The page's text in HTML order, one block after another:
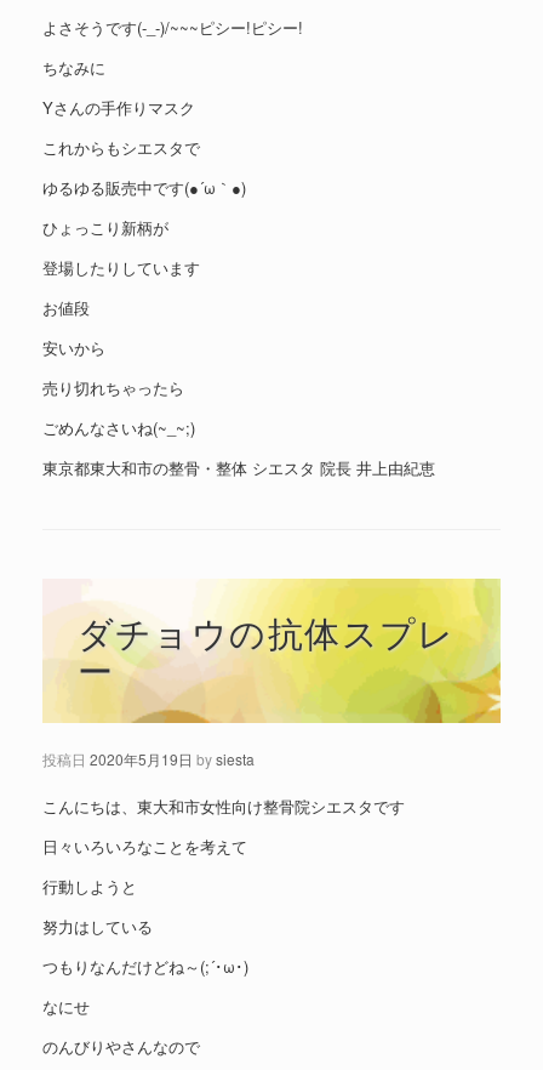
よさそうです(-_-)/~~~ピシー!ピシー!
ちなみに
Yさんの手作りマスク
これからもシエスタで
ゆるゆる販売中です(●´ω｀●)
ひょっこり新柄が
登場したりしています
お値段
安いから
売り切れちゃったら
ごめんなさいね(~_~;)
東京都東大和市の整骨・整体 シエスタ 院長 井上由紀恵
ダチョウの抗体スプレ
ー
投稿日 2020年5月19日 bysiesta
こんにちは、東大和市女性向け整骨院シエスタです
日々いろいろなことを考えて
行動しようと
努力はしている
つもりなんだけどね～(;´･ω･)
なにせ
のんびりやさんなので